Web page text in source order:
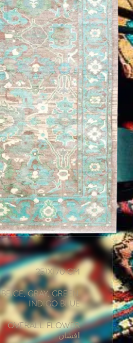
170 CM
251x
Beige, Gray, Green,
Indigo Blue
Overall Flower
افشان